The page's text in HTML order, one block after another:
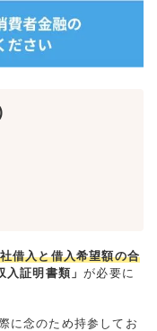
借入と借入希望額の合
入証明書類」が必要に
に念のため持参してお